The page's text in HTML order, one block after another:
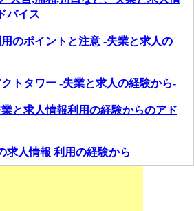
バイス
のポイントと注意 -失業と求人の
トタワー -失業と求人の経験から-
と求人情報利用の経験からのアド
求人情報 利用の経験から